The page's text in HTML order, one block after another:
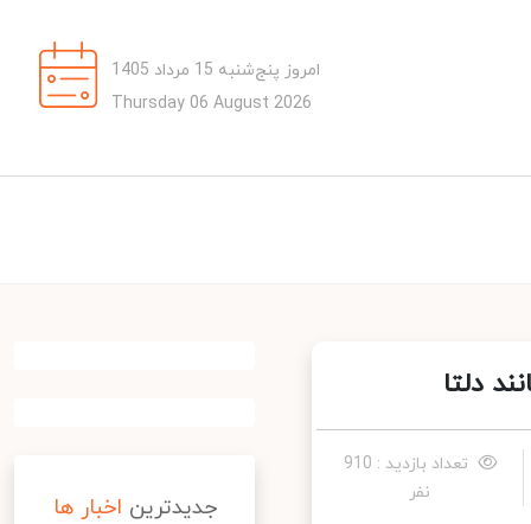
امروز پنج‌شنبه 15 مرداد 1405
Thursday 06 August 2026
دلتا
تعداد بازدید : 910
نفر
جدیدترین اخبار ها